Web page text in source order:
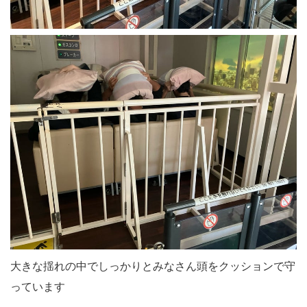
大きな揺れの中でしっかりとみなさん頭をクッションで守
っています